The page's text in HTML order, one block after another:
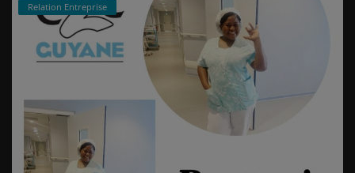
Relation Entreprise